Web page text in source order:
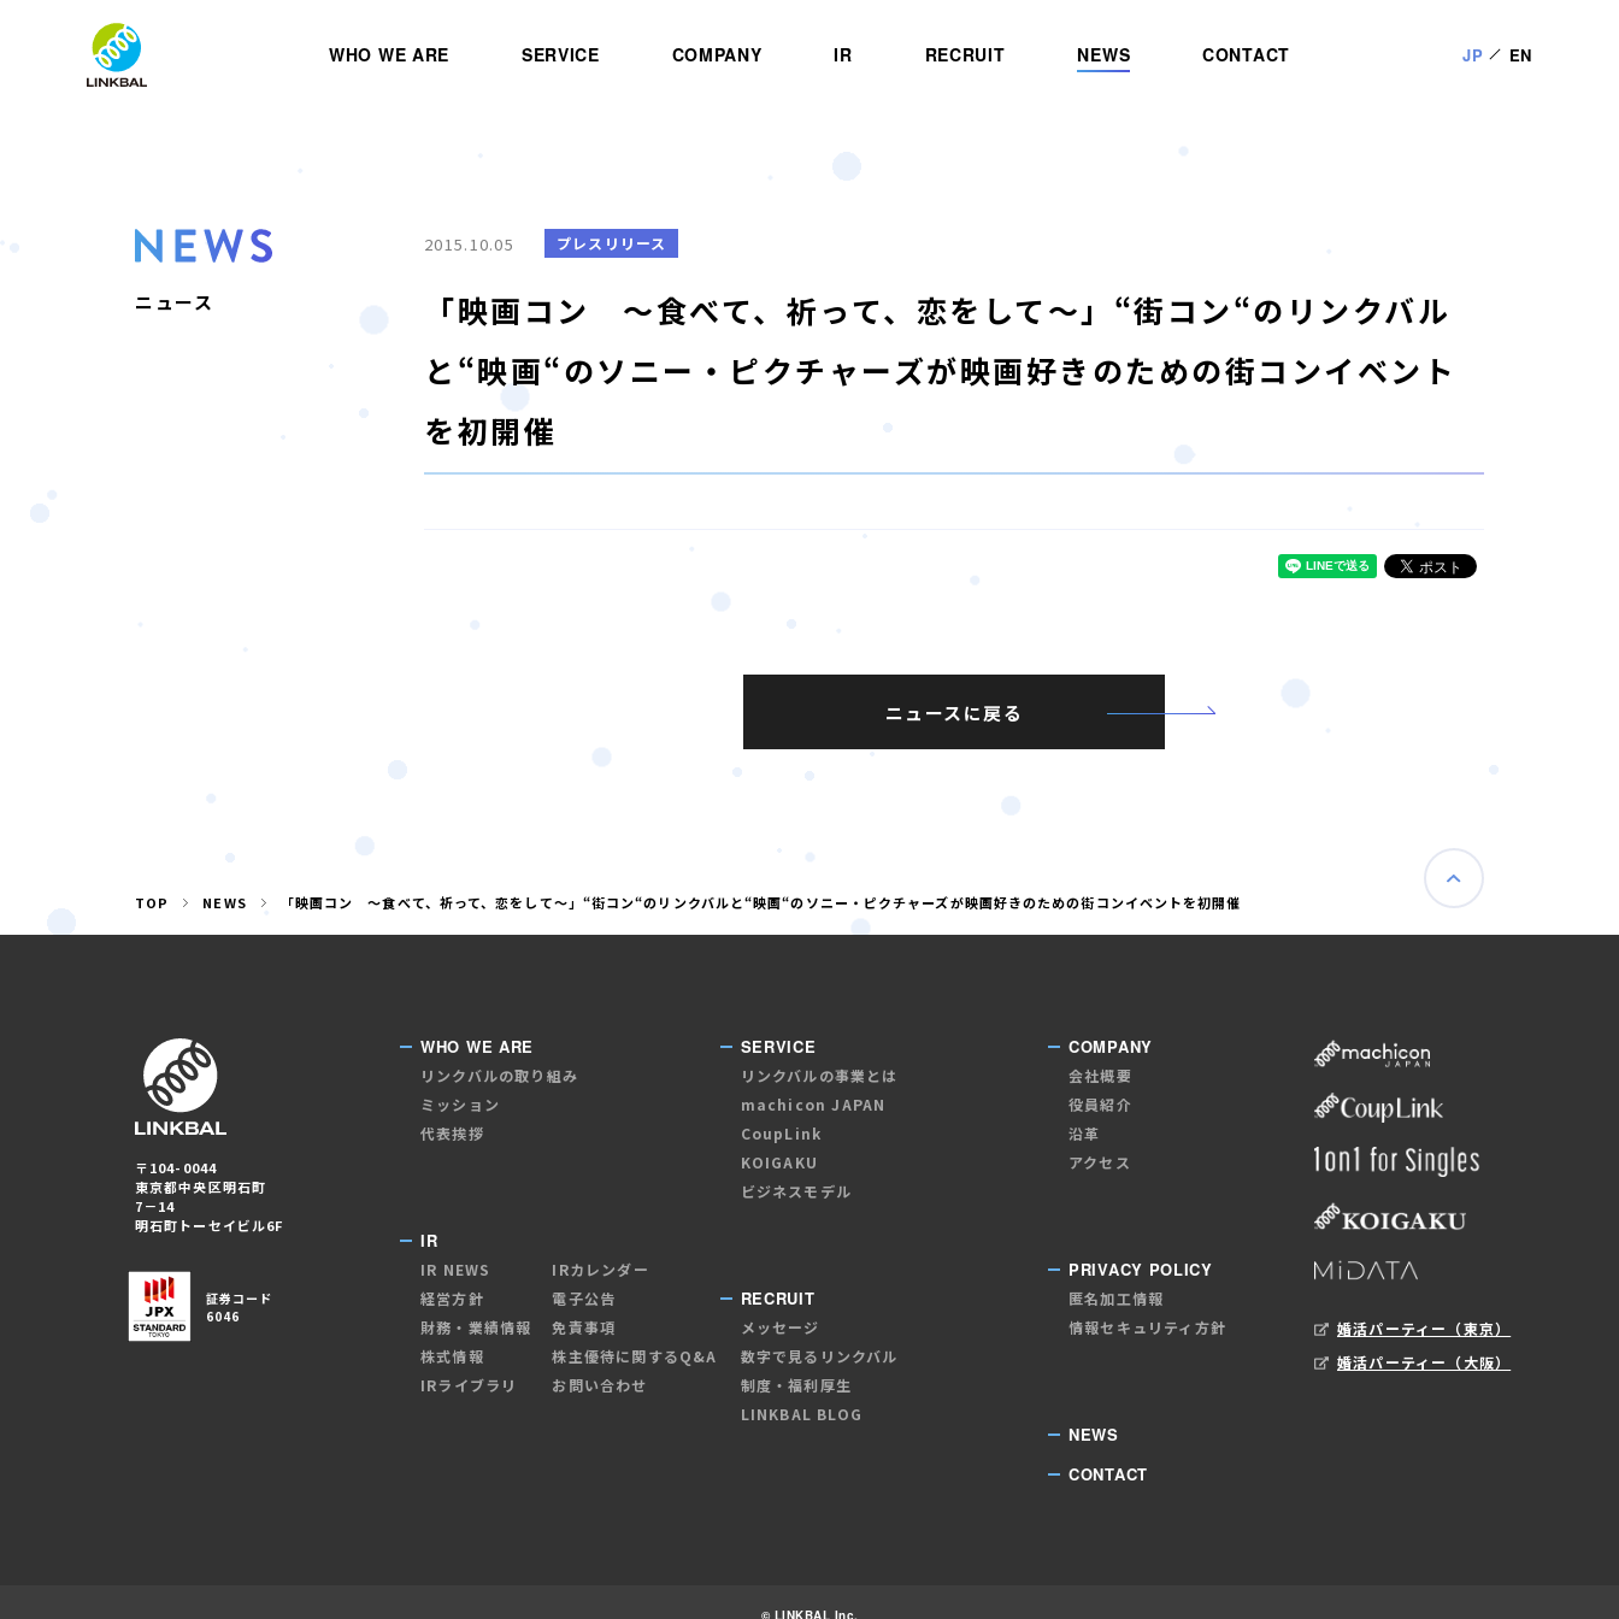
WHO WE ARE SERVICE COMPANY IR RECRUIT NEWS CONTACT JP EN
ニュース
2015.10.05 プレスリリース
「映画コン ～食べて、祈って、恋をして～」“街コン“のリンクバル
と“映画“のソニー・ピクチャーズが映画好きのための街コンイベント
を初開催
ニュースに戻る
TOP NEWS 「映画コン ～食べて、祈って、恋をして～」“街コン“のリンクバルと“映画“のソニー・ピクチャーズが映画好きのための街コンイベントを初開催
〒104-0044
東京都中央区明石町
7－14
明石町トーセイビル6F
証券コード
6046
WHO WE ARE
リンクバルの取り組み
ミッション
代表挨拶
IR
IR NEWS
経営方針
財務・業績情報
株式情報
IRライブラリ
IRカレンダー
電子公告
免責事項
株主優待に関するQ&A
お問い合わせ
SERVICE
リンクバルの事業とは
machicon JAPAN
CoupLink
KOIGAKU
ビジネスモデル
RECRUIT
メッセージ
数字で見るリンクバル
制度・福利厚生
LINKBAL BLOG
COMPANY
会社概要
役員紹介
沿革
アクセス
PRIVACY POLICY
匿名加工情報
情報セキュリティ方針
NEWS
CONTACT
婚活パーティー（東京）
婚活パーティー（大阪）
© LINKBAL Inc.